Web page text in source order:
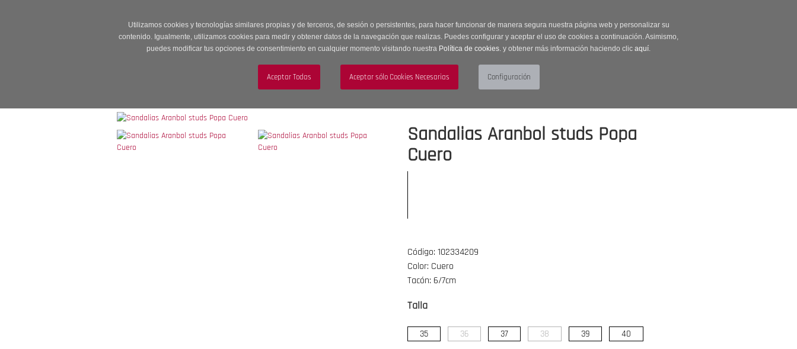
Utilizamos cookies y tecnologías similares propias y de terceros, de sesión o persistentes, para hacer funcionar de manera segura nuestra página web y personalizar su
contenido. Igualmente, utilizamos cookies para medir y obtener datos de la navegación que realizas. Puedes configurar y aceptar el uso de cookies a continuación. Asimismo,
puedes modificar tus opciones de consentimiento en cualquier momento visitando nuestra Política de cookies. y obtener más información haciendo clic aquí.
MUJER HOMBRE ACCESORIOS
Sandalias Aranbol studs Popa
Cuero
Código: 102334209
Color: Cuero
Tacón: 6/7cm
Talla
35 36 37 38 39 40